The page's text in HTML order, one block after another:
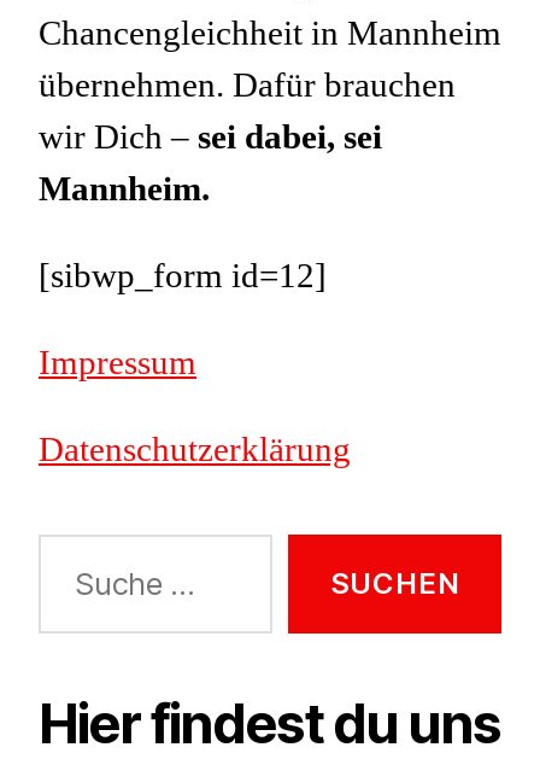
Chancengleichheit in Mannheim
übernehmen. Dafür brauchen
wir Dich –sei dabei, sei
Mannheim.
[sibwp_form id=12]
Impressum
Datenschutzerklärung
nach:
Hier findest du uns